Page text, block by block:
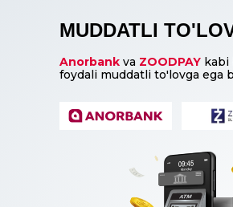
MUDDATLI
Anorbank va ZOODPAY kabi
foydali muddatli to'lovga ega